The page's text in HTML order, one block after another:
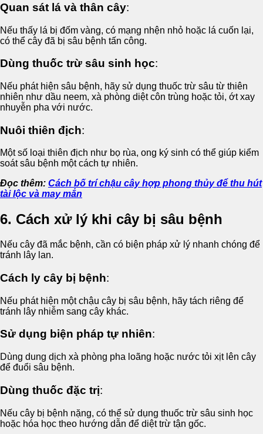
Quan sát lá và thân cây:
Nếu thấy lá bị đốm vàng, có mạng nhện nhỏ hoặc lá cuốn lại,
có thể cây đã bị sâu bệnh tấn công.
Dùng thuốc trừ sâu sinh học:
Nếu phát hiện sâu bệnh, hãy sử dụng thuốc trừ sâu từ thiên
nhiên như dầu neem, xà phòng diệt côn trùng hoặc tỏi, ớt xay
nhuyễn pha với nước.
Nuôi thiên địch:
Một số loại thiên địch như bọ rùa, ong ký sinh có thể giúp kiểm
soát sâu bệnh một cách tự nhiên.
Đọc thêm: Cách bố trí chậu cây hợp phong thủy để thu hút
tài lộc và may mắn
6. Cách xử lý khi cây bị sâu bệnh
Nếu cây đã mắc bệnh, cần có biện pháp xử lý nhanh chóng để
tránh lây lan.
Cách ly cây bị bệnh:
Nếu phát hiện một chậu cây bị sâu bệnh, hãy tách riêng để
tránh lây nhiễm sang cây khác.
Sử dụng biện pháp tự nhiên:
Dùng dung dịch xà phòng pha loãng hoặc nước tỏi xịt lên cây
để đuổi sâu bệnh.
Dùng thuốc đặc trị:
Nếu cây bị bệnh nặng, có thể sử dụng thuốc trừ sâu sinh học
hoặc hóa học theo hướng dẫn để diệt trừ tận gốc.